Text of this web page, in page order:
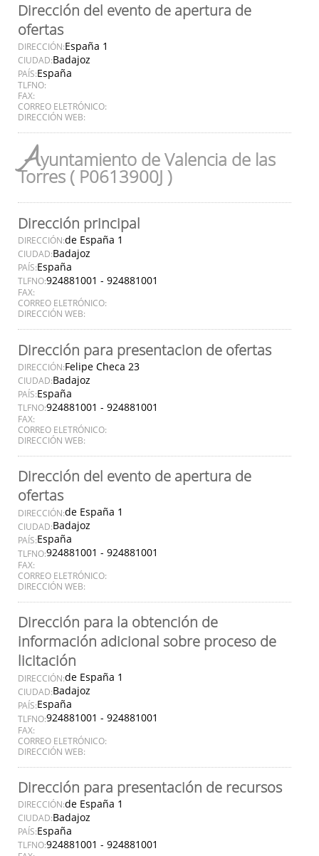
Dirección del evento de apertura de
ofertas
DIRECCIÓN:España 1
CIUDAD:Badajoz
PAÍS:España
TLFNO:
FAX:
CORREO ELETRÓNICO:
DIRECCIÓN WEB:
Ayuntamiento de Valencia de las
Torres ( P0613900J )
Dirección principal
DIRECCIÓN:de España 1
CIUDAD:Badajoz
PAÍS:España
TLFNO:924881001 - 924881001
FAX:
CORREO ELETRÓNICO:
DIRECCIÓN WEB:
Dirección para presentacion de ofertas
DIRECCIÓN:Felipe Checa 23
CIUDAD:Badajoz
PAÍS:España
TLFNO:924881001 - 924881001
FAX:
CORREO ELETRÓNICO:
DIRECCIÓN WEB:
Dirección del evento de apertura de
ofertas
DIRECCIÓN:de España 1
CIUDAD:Badajoz
PAÍS:España
TLFNO:924881001 - 924881001
FAX:
CORREO ELETRÓNICO:
DIRECCIÓN WEB:
Dirección para la obtención de
información adicional sobre proceso de
licitación
DIRECCIÓN:de España 1
CIUDAD:Badajoz
PAÍS:España
TLFNO:924881001 - 924881001
FAX:
CORREO ELETRÓNICO:
DIRECCIÓN WEB:
Dirección para presentación de recursos
DIRECCIÓN:de España 1
CIUDAD:Badajoz
PAÍS:España
TLFNO:924881001 - 924881001